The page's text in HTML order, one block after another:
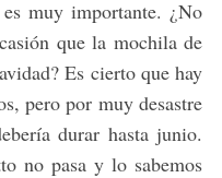
muy importante. ¿No
que la mochila de
Es cierto que hay
pero por muy desastre
durar hasta junio.
no pasa y lo sabemos